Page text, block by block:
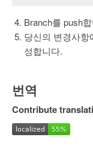
Branch를 push
당신의 변경사항
성합니다.
번역
Contribute